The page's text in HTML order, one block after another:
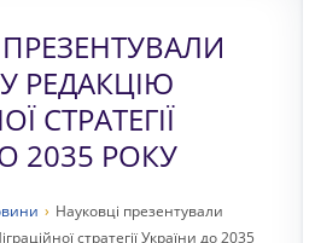
РЕДАКЦІЮ
СТРАТЕГІЇ
2035 РОКУ
› Науковці презентували
стратегії України до 2035